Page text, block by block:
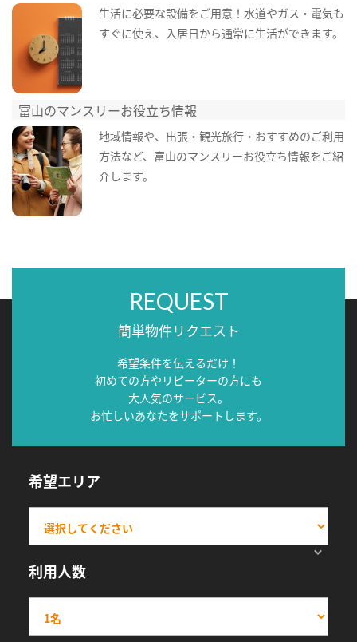
生活に必要な設備をご用意！水道やガス・電気も
すぐに使え、入居日から通常に生活ができます。
富山のマンスリーお役立ち情報
地域情報や、出張・観光旅行・おすすめのご利用
方法など、富山のマンスリーお役立ち情報をご紹
介します。
REQUEST
簡単物件リクエスト
希望条件を伝えるだけ！
初めての方やリピーターの方にも
大人気のサービス。
お忙しいあなたをサポートします。
希望エリア
利用人数